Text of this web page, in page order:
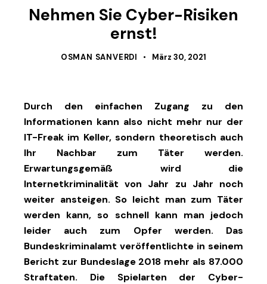
Nehmen Sie Cyber-Risiken
ernst!
OSMAN SANVERDI März 30, 2021
Durch den einfachen Zugang zu den
Informationen kann also nicht mehr nur der
IT-Freak im Keller, sondern theoretisch auch
Ihr Nachbar zum Täter werden.
Erwartungsgemäß wird die
Internetkriminalität von Jahr zu Jahr noch
weiter ansteigen. So leicht man zum Täter
werden kann, so schnell kann man jedoch
leider auch zum Opfer werden. Das
Bundeskriminalamt veröffentlichte in seinem
Bericht zur Bundeslage 2018 mehr als 87.000
Straftaten. Die Spielarten der Cyber-